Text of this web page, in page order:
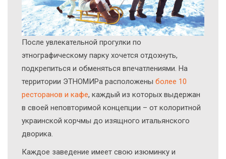
После увлекательной прогулки по
этнографическому парку хочется отдохнуть,
подкрепиться и обменяться впечатлениями. На
территории ЭТНОМИРа расположены более 10
ресторанов и кафе, каждый из которых выдержан
в своей неповторимой концепции – от колоритной
украинской корчмы до изящного итальянского
дворика.
Каждое заведение имеет свою изюминку и